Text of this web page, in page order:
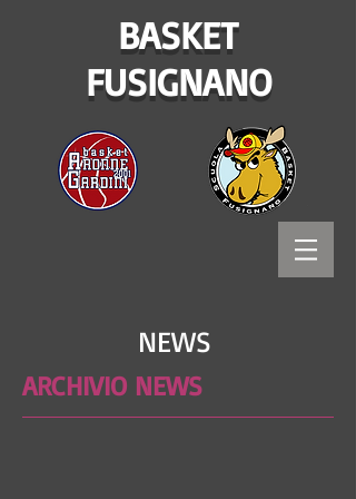
BASKET
FUSIGNANO
NEWS
ARCHIVIO NEWS